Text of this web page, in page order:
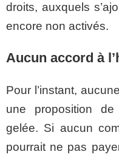
droits, auxquels
encore non activés.
Aucun accord à
Pour l’instant,
une proposition
gelée. Si aucun
pourrait ne pas